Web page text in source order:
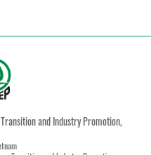
and Industry Promotion,